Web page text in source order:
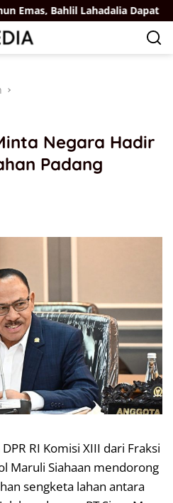
Bahlil Lahadalia Dapat
Negara Hadir
Padang
RI Komisi XIII dari Fraksi
Maruli Siahaan mendorong
sengketa lahan antara